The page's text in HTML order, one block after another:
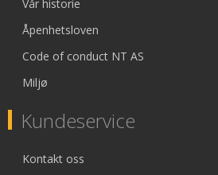
Vår historie
Åpenhetsloven
Code of conduct NT AS
Miljø
Kundeservice
Kontakt oss